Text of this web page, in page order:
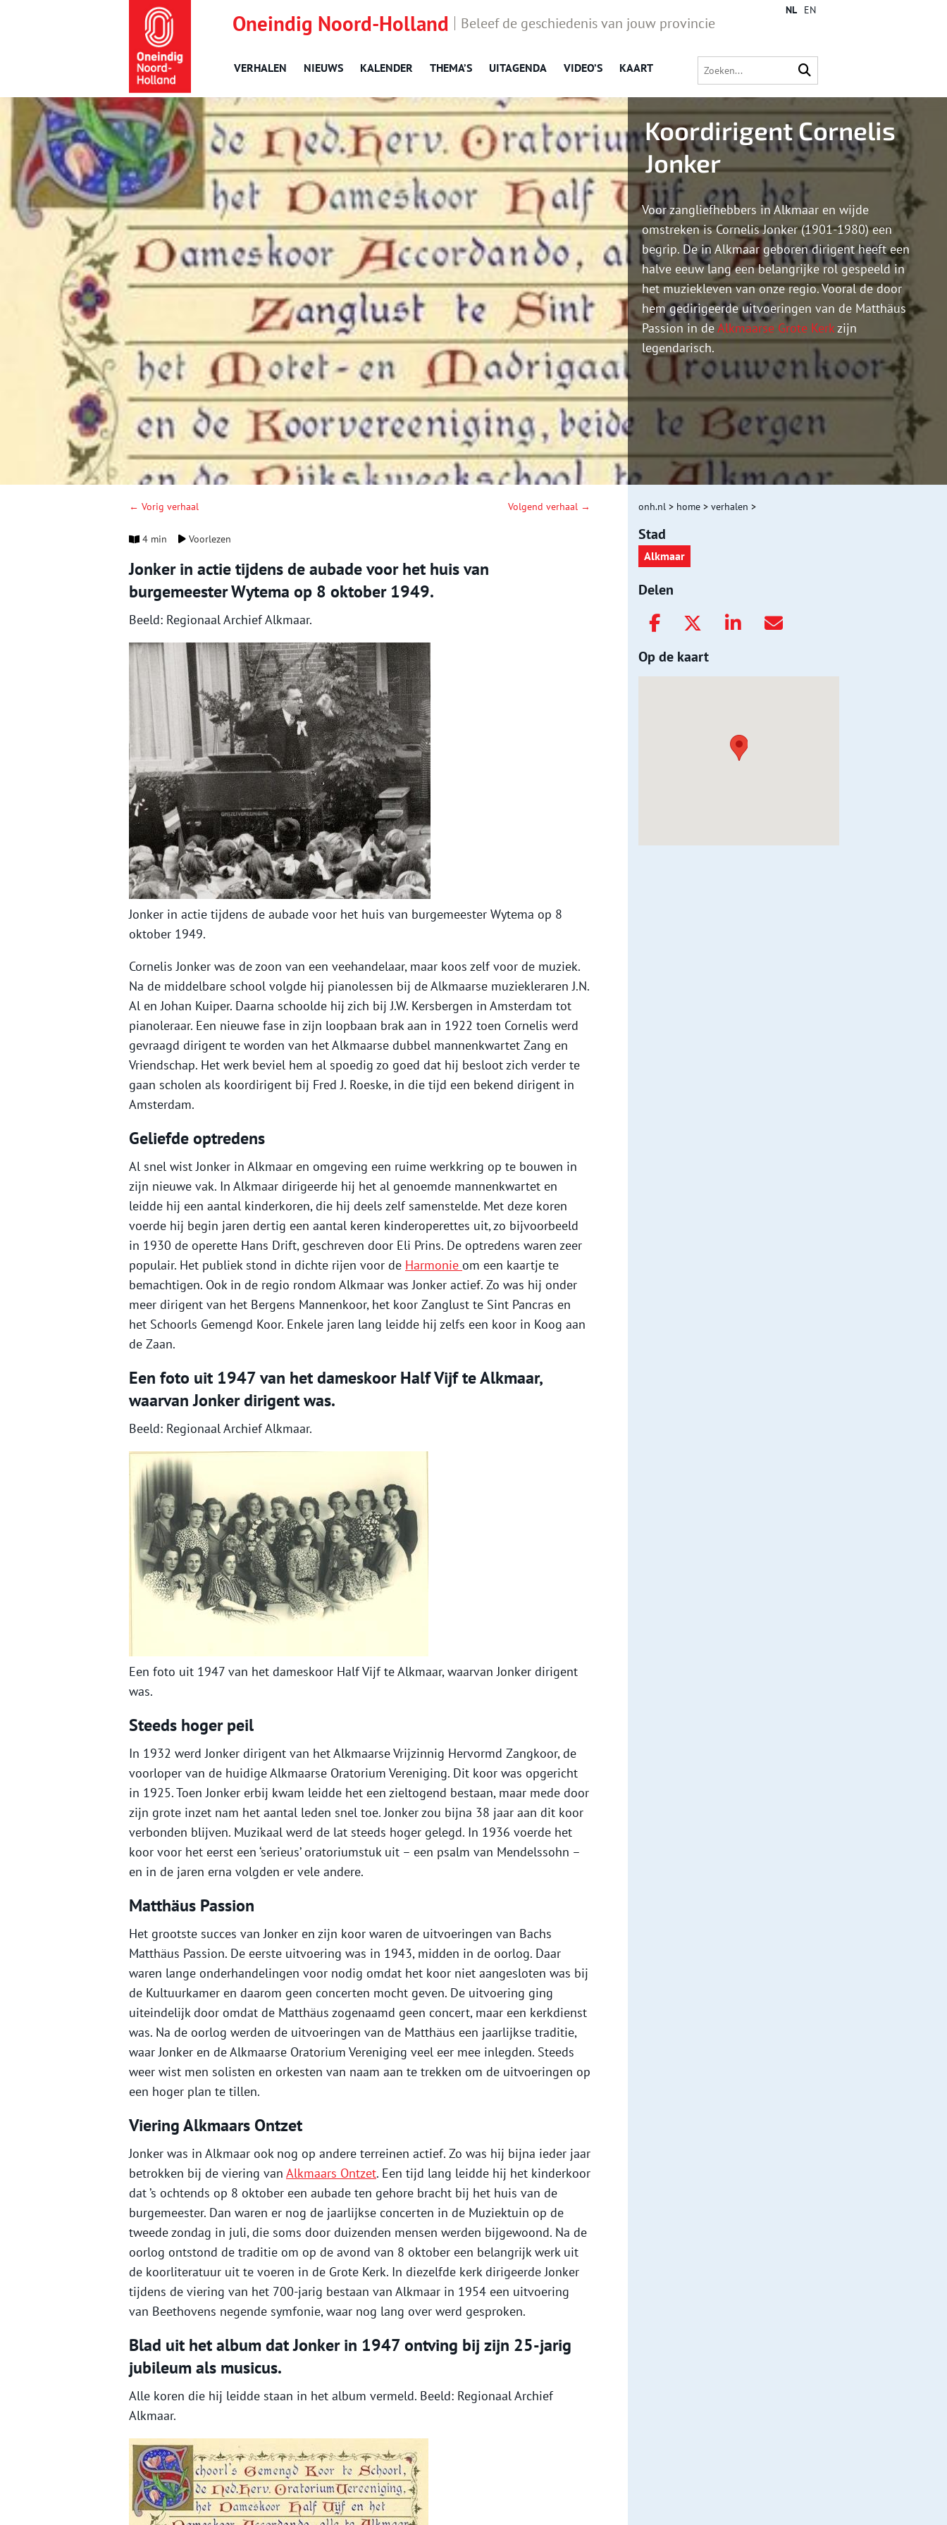
Oneindig Noord-Holland Beleef de geschiedenis van jouw provincie
VERHALEN NIEUWS KALENDER THEMA’S UITAGENDA VIDEO’S KAART
NL EN
Koordirigent Cornelis
Jonker
Voor zangliefhebbers in Alkmaar en wijde
omstreken is Cornelis Jonker (1901-1980) een
begrip. De in Alkmaar geboren dirigent heeft een
halve eeuw lang een belangrijke rol gespeeld in
het muziekleven van onze regio. Vooral de door
hem gedirigeerde uitvoeringen van de Matthäus
Passion in deAlkmaarse Grote Kerkzijn
legendarisch.
← Vorig verhaal Volgend verhaal →
4 min Voorlezen
Jonker in actie tijdens de aubade voor het huis van
burgemeester Wytema op 8 oktober 1949.
Beeld: Regionaal Archief Alkmaar.
Jonker in actie tijdens de aubade voor het huis van burgemeester Wytema op 8
oktober 1949.
Cornelis Jonker was de zoon van een veehandelaar, maar koos zelf voor de muziek.
Na de middelbare school volgde hij pianolessen bij de Alkmaarse muziekleraren J.N.
Al en Johan Kuiper. Daarna schoolde hij zich bij J.W. Kersbergen in Amsterdam tot
pianoleraar. Een nieuwe fase in zijn loopbaan brak aan in 1922 toen Cornelis werd
gevraagd dirigent te worden van het Alkmaarse dubbel mannenkwartet Zang en
Vriendschap. Het werk beviel hem al spoedig zo goed dat hij besloot zich verder te
gaan scholen als koordirigent bij Fred J. Roeske, in die tijd een bekend dirigent in
Amsterdam.
Geliefde optredens
Al snel wist Jonker in Alkmaar en omgeving een ruime werkkring op te bouwen in
zijn nieuwe vak. In Alkmaar dirigeerde hij het al genoemde mannenkwartet en
leidde hij een aantal kinderkoren, die hij deels zelf samenstelde. Met deze koren
voerde hij begin jaren dertig een aantal keren kinderoperettes uit, zo bijvoorbeeld
in 1930 de operette Hans Drift, geschreven door Eli Prins. De optredens waren zeer
populair. Het publiek stond in dichte rijen voor de Harmonie om een kaartje te
bemachtigen. Ook in de regio rondom Alkmaar was Jonker actief. Zo was hij onder
meer dirigent van het Bergens Mannenkoor, het koor Zanglust te Sint Pancras en
het Schoorls Gemengd Koor. Enkele jaren lang leidde hij zelfs een koor in Koog aan
de Zaan.
Een foto uit 1947 van het dameskoor Half Vijf te Alkmaar,
waarvan Jonker dirigent was.
Beeld: Regionaal Archief Alkmaar.
Een foto uit 1947 van het dameskoor Half Vijf te Alkmaar, waarvan Jonker dirigent
was.
Steeds hoger peil
In 1932 werd Jonker dirigent van het Alkmaarse Vrijzinnig Hervormd Zangkoor, de
voorloper van de huidige Alkmaarse Oratorium Vereniging. Dit koor was opgericht
in 1925. Toen Jonker erbij kwam leidde het een zieltogend bestaan, maar mede door
zijn grote inzet nam het aantal leden snel toe. Jonker zou bijna 38 jaar aan dit koor
verbonden blijven. Muzikaal werd de lat steeds hoger gelegd. In 1936 voerde het
koor voor het eerst een ‘serieus’ oratoriumstuk uit – een psalm van Mendelssohn –
en in de jaren erna volgden er vele andere.
Matthäus Passion
Het grootste succes van Jonker en zijn koor waren de uitvoeringen van Bachs
Matthäus Passion. De eerste uitvoering was in 1943, midden in de oorlog. Daar
waren lange onderhandelingen voor nodig omdat het koor niet aangesloten was bij
de Kultuurkamer en daarom geen concerten mocht geven. De uitvoering ging
uiteindelijk door omdat de Matthäus zogenaamd geen concert, maar een kerkdienst
was. Na de oorlog werden de uitvoeringen van de Matthäus een jaarlijkse traditie,
waar Jonker en de Alkmaarse Oratorium Vereniging veel eer mee inlegden. Steeds
weer wist men solisten en orkesten van naam aan te trekken om de uitvoeringen op
een hoger plan te tillen.
Viering Alkmaars Ontzet
Jonker was in Alkmaar ook nog op andere terreinen actief. Zo was hij bijna ieder jaar
betrokken bij de viering van Alkmaars Ontzet. Een tijd lang leidde hij het kinderkoor
dat ’s ochtends op 8 oktober een aubade ten gehore bracht bij het huis van de
burgemeester. Dan waren er nog de jaarlijkse concerten in de Muziektuin op de
tweede zondag in juli, die soms door duizenden mensen werden bijgewoond. Na de
oorlog ontstond de traditie om op de avond van 8 oktober een belangrijk werk uit
de koorliteratuur uit te voeren in de Grote Kerk. In diezelfde kerk dirigeerde Jonker
tijdens de viering van het 700-jarig bestaan van Alkmaar in 1954 een uitvoering
van Beethovens negende symfonie, waar nog lang over werd gesproken.
Blad uit het album dat Jonker in 1947 ontving bij zijn 25-jarig
jubileum als musicus.
Alle koren die hij leidde staan in het album vermeld. Beeld: Regionaal Archief
Alkmaar.
onh.nl > home > verhalen >
Stad
Alkmaar
Delen
Op de kaart